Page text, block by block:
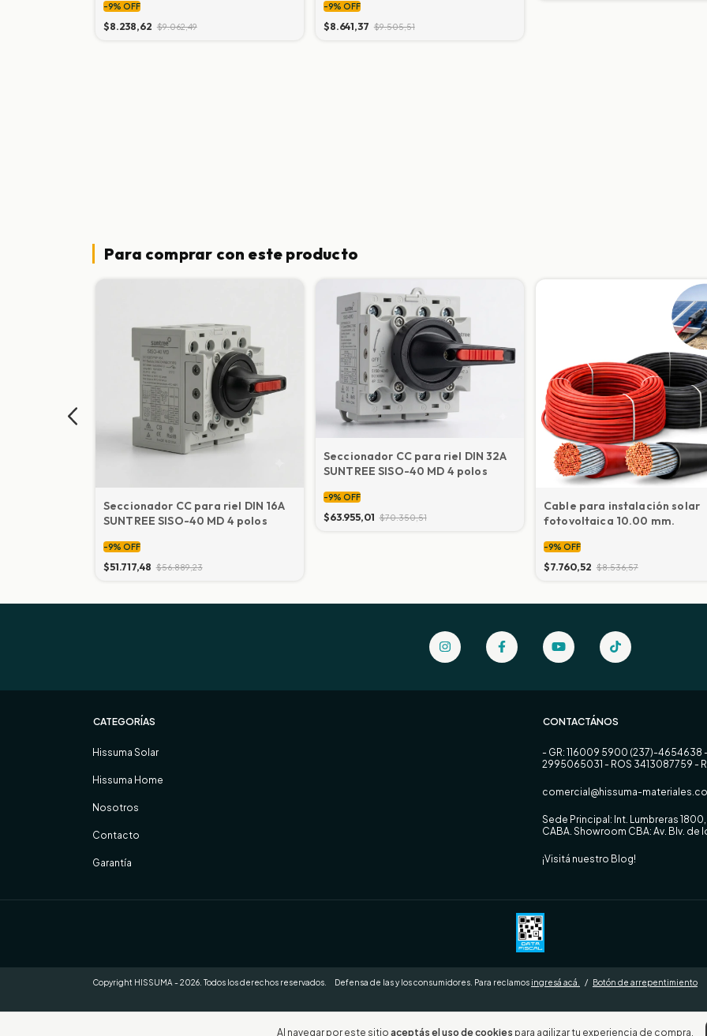
Al navegar por este sitioaceptás el uso de cookies para agilizar tu experiencia de compra.
-9% OFF
$8.238,62 $9.062,49
-9% OFF
$8.641,37 $9.505,51
Para comprar con este producto
Seccionador CC para riel DIN 16A
SUNTREE SISO-40 MD 4 polos
-9% OFF
$51.717,48 $56.889,23
Seccionador CC para riel DIN 32A
SUNTREE SISO-40 MD 4 polos
-9% OFF
$63.955,01 $70.350,51
Cable para instalación solar
fotovoltaica 10.00 mm.
-9% OFF
$7.760,52 $8.536,57
CATEGORÍAS
Hissuma Solar
Hissuma Home
Nosotros
Contacto
Garantía
CONTACTÁNOS
- GR: 116009 5900 (237)-4654638
2995065031 - ROS 3413087759 -
comercial@hissuma-
Sede Principal: Int. Lumbreras
CABA. Showroom CBA: Av. Blv.
¡Visitá nuestro Blog!
Copyright HISSUMA - 2026. Todos los derechos reservados. Defensa de las y los consumidores. Para reclamos ingresá acá. / Botón de arrepentimiento